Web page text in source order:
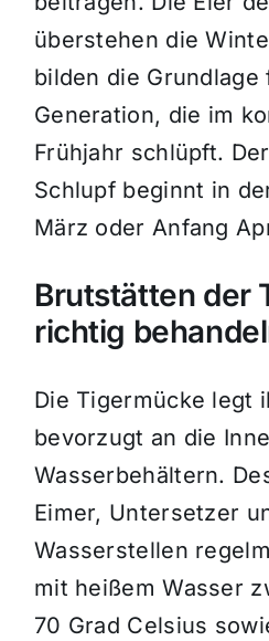
überstehen die
bilden die
Generation, die im
Frühjahr schlüpft.
Schlupf beginnt in
März oder Anfang
Brutstätten der
richtig
Die Tigermücke legt
bevorzugt an die
Wasserbehältern.
Eimer, Untersetzer
Wasserstellen
mit heißem Wasser
70 Grad Celsius